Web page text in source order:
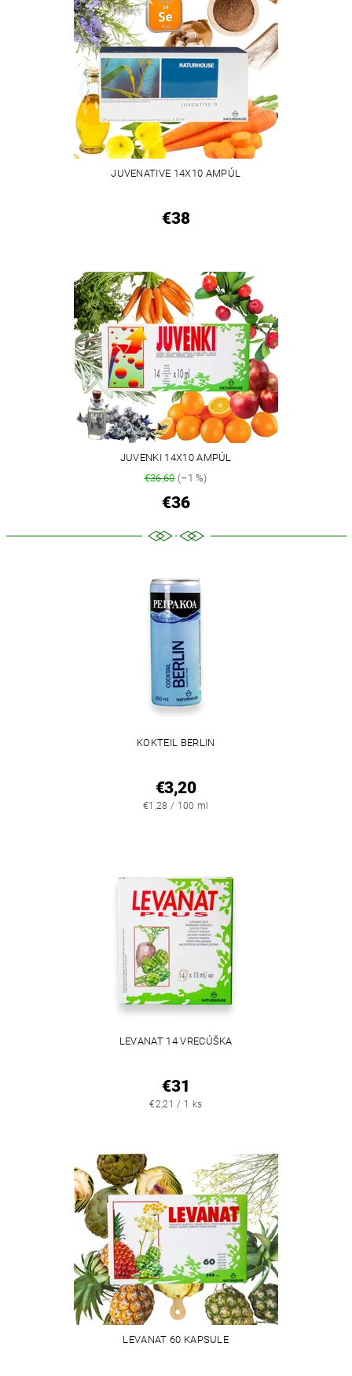
JUVENATIVE 14X10 AMPÚL
€38
JUVENKI 14X10 AMPÚL
€36,60(–1 %)
€36
KOKTEIL BERLIN
€3,20
€1,28 / 100 ml
LEVANAT 14 VRECÚŠKA
€31
€2,21 / 1 ks
LEVANAT 60 KAPSULE